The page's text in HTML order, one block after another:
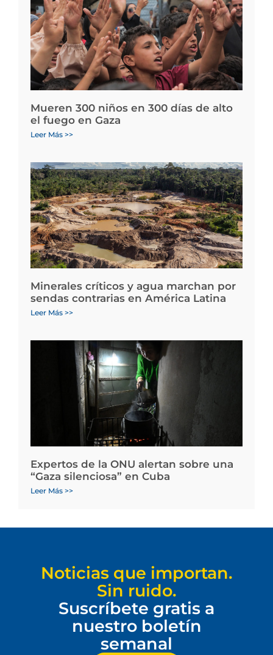
Mueren 300 niños en 300 días de alto
el fuego en Gaza
Leer Más >>
Minerales críticos y agua marchan por
sendas contrarias en América Latina
Leer Más >>
Expertos de la ONU alertan sobre una
“Gaza silenciosa” en Cuba
Leer Más >>
Noticias que importan.
Sin ruido.
Suscríbete gratis a
nuestro boletín
semanal